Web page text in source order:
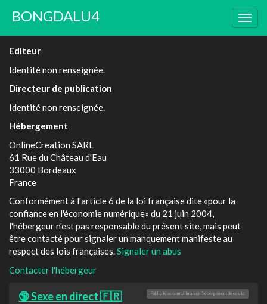
BONGDALU4
Editeur
Identité non renseignée.
Directeur de publication
Identité non renseignée.
Hébergement
OnlineCreation SARL
61 Rue du Château d'Eau
33000 Bordeaux
France
Conformément à l'article 6 de la loi française dite «pour la
confiance en l'économie numérique» du 21 juin 2004,
l'hébergeur n'est pas responsable du présent site, mais peut
être contacté pour signaler un manquement manifeste au
respect des lois françaises.Signaler un abus
Contacter l'hébergeur
Publicité servant à financer l'hébergement de ce site
🔞 Sexe en direct 🇫🇷